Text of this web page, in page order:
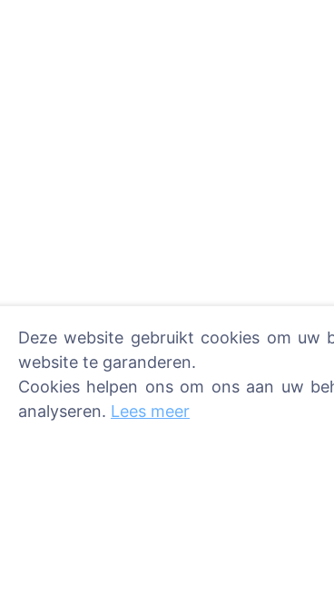
Steek een
Deze website gebruikt cookies om
website te garanderen.
Cookies helpen ons om ons aan uw
analyseren. Lees meer